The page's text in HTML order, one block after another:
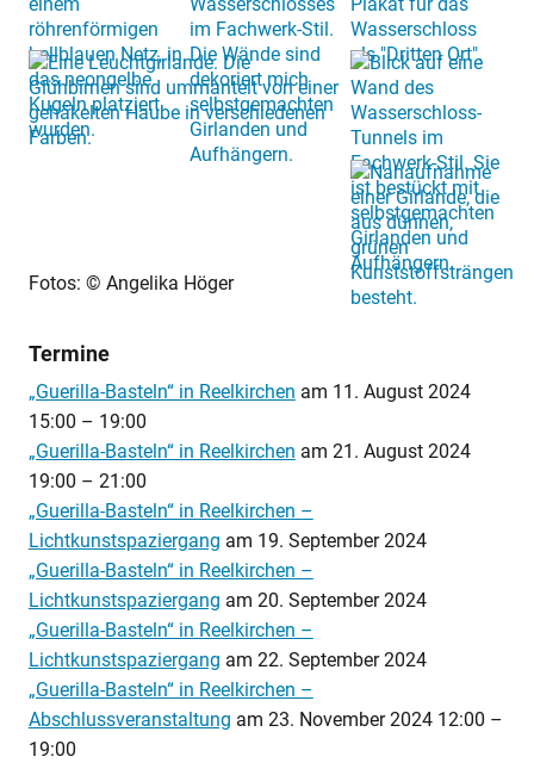
Fotos: © Angelika Höger
Termine
„Guerilla-Basteln“ in Reelkirchen am 11. August 2024
15:00 – 19:00
„Guerilla-Basteln“ in Reelkirchen am 21. August 2024
19:00 – 21:00
„Guerilla-Basteln“ in Reelkirchen –
Lichtkunstspaziergang am 19. September 2024
„Guerilla-Basteln“ in Reelkirchen –
Lichtkunstspaziergang am 20. September 2024
„Guerilla-Basteln“ in Reelkirchen –
Lichtkunstspaziergang am 22. September 2024
„Guerilla-Basteln“ in Reelkirchen –
Abschlussveranstaltung am 23. November 2024 12:00 –
19:00